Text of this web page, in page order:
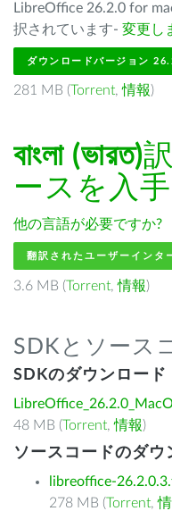
LibreOffice 26.2.0 for
択されています- 変更し
ダウンロードバージョン
281 MB (Torrent,情報)
বাংলা (ভারত)
ースを入手
他の言語が必要ですか?
翻訳されたユーザーインタ
3.6 MB (Torrent,情報)
SDKとソース
SDKのダウンロード
48 MB (Torrent,情報)
ソースコードのダウ
libreoffice-
278 MB (Torrent,